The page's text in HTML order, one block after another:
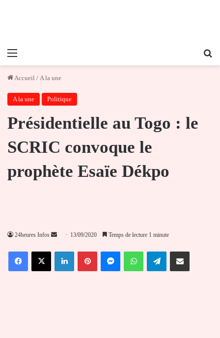
Menu
Accueil / A la une
A la une Politique
Présidentielle au Togo : le
SCRIC convoque le
prophète Esaïe Dékpo
24heures Infos
Envoyer
courriel
13/09/2020 Temps de lecture 1 minute
FacebookX LinkedinPinterestMessengerWhatsAppTelegramPartager par email